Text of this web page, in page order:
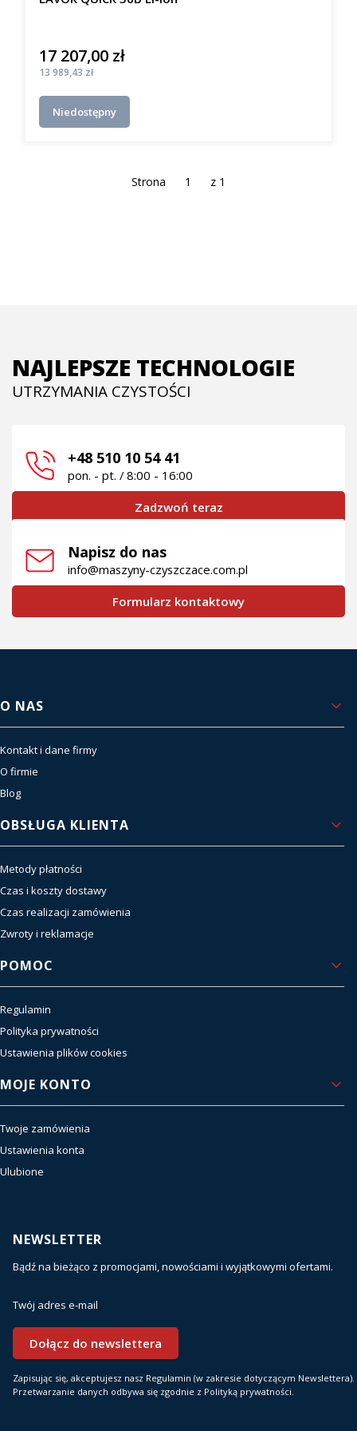
Cena
17 207,00 zł
Cena
13 989,43 zł
Niedostępny
Strona z 1
NAJLEPSZE TECHNOLOGIE
UTRZYMANIA CZYSTOŚCI
+48 510 10 54 41
pon. - pt. / 8:00 - 16:00
Zadzwoń teraz
Napisz do nas
info@maszyny-czyszczace.com.pl
Formularz kontaktowy
Linki w stopce
O NAS
Kontakt i dane firmy
O firmie
Blog
OBSŁUGA KLIENTA
Metody płatności
Czas i koszty dostawy
Czas realizacji zamówienia
Zwroty i reklamacje
POMOC
Regulamin
Polityka prywatności
Ustawienia plików cookies
MOJE KONTO
Twoje zamówienia
Ustawienia konta
Ulubione
NEWSLETTER
Bądź na bieżąco z promocjami, nowościami i wyjątkowymi ofertami.
Twój adres e-mail
Dołącz do newslettera
Zapisując się, akceptujesz nasz Regulamin (w zakresie dotyczącym Newslettera).
Przetwarzanie danych odbywa się zgodnie z Polityką prywatności.